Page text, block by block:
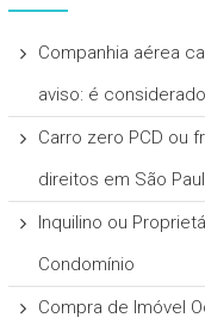
Companhia aérea
aviso: é
Carro zero PCD ou
direitos em São
Inquilino ou
Condomínio
Compra de Imóvel